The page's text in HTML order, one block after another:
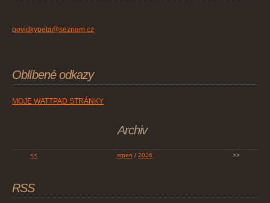
povidkypeta@seznam.cz
Oblíbené odkazy
MOJE WATTPAD STRÁNKY
Archiv
<< srpen / 2026 >>
RSS